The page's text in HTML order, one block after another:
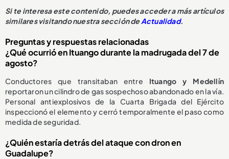
Si te interesa este contenido, puedes acceder a más artículos
similares visitando nuestra sección deActualidad.
Preguntas y respuestas relacionadas
¿Qué ocurrió en Ituango durante la madrugada del 7 de
agosto?
Conductores que transitaban entre Ituango y Medellín
reportaron un cilindro de gas sospechoso abandonado en la vía.
Personal antiexplosivos de la Cuarta Brigada del Ejército
inspeccionó el elemento y cerró temporalmente el paso como
medida de seguridad.
¿Quién estaría detrás del ataque con dron en
Guadalupe?